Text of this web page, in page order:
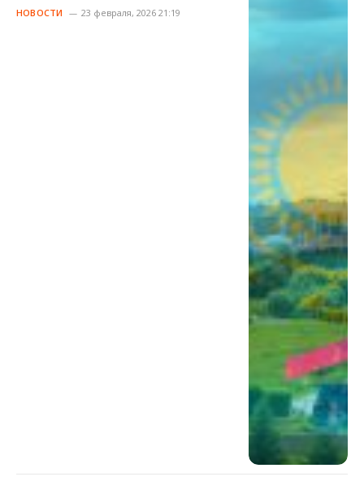
ВВП
НОВОСТИ 23 февраля, 2026 21:19